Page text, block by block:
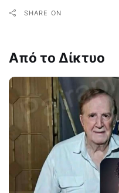
SHARE ON
Από το Δίκτυο